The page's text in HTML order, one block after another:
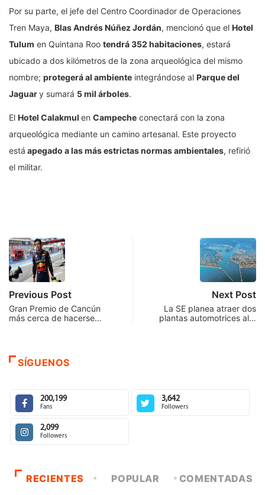
Por su parte, el jefe del Centro Coordinador de Operaciones
Tren Maya, Blas Andrés Núñez Jordán, mencionó que el Hotel
Tulum en Quintana Roo tendrá 352 habitaciones, estará
ubicado a dos kilómetros de la zona arqueológica del mismo
nombre; protegerá al ambiente integrándose al Parque del
Jaguary sumará 5 mil árboles.
El Hotel Calakmul en Campeche conectará con la zona
arqueológica mediante un camino artesanal. Este proyecto
está apegado a las más estrictas normas ambientales, refirió
el militar.
Previous Post
Gran Premio de Cancún
más cerca de hacerse…
Next Post
La SE planea atraer dos
plantas automotrices al…
SÍGUENOS
200,199
Fans
3,642
Followers
2,099
Followers
RECIENTES POPULAR COMENTADAS